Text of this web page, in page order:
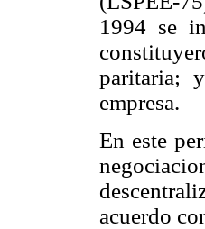
1994 se
paritaria;
empresa.
En este
acuerdo